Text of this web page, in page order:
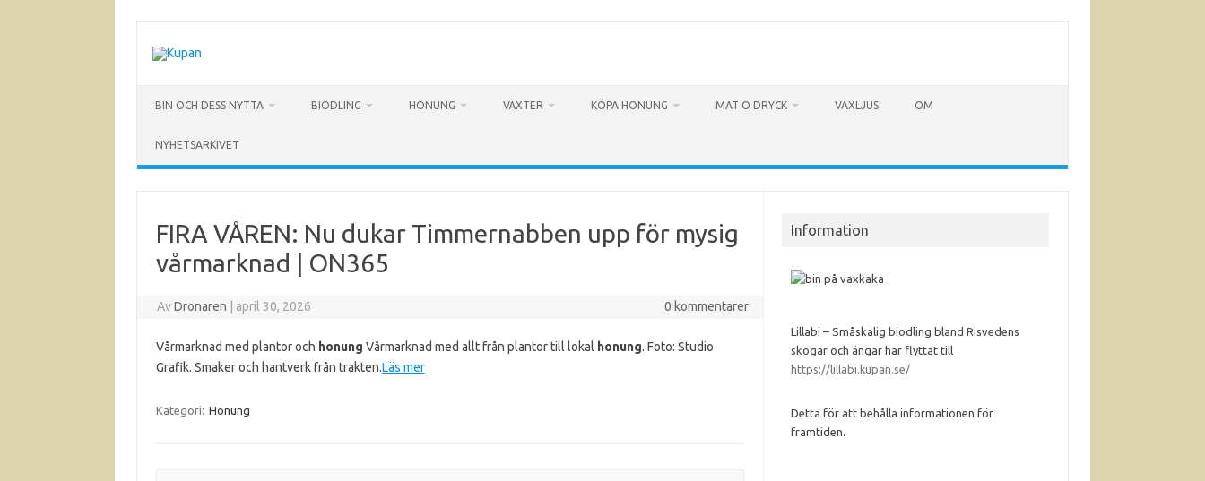
innehåll
BIN OCH DESS NYTTA BIODLING HONUNG VÄXTER KÖPA HONUNG MAT O DRYCK VAXLJUS OM
NYHETSARKIVET
FIRA VÅREN: Nu dukar Timmernabben upp för mysig
vårmarknad | ON365
AvDronaren april 30, 2026 0 kommentarer
Vårmarknad med plantor och honung Vårmarknad med allt från plantor till lokal honung. Foto: Studio
Grafik. Smaker och hantverk från trakten.Läs mer
Kategori: Honung
Information
Lillabi – Småskalig biodling bland Risvedens
skogar och ängar har flyttat till
https://lillabi.kupan.se/
Detta för att behålla informationen för
framtiden.